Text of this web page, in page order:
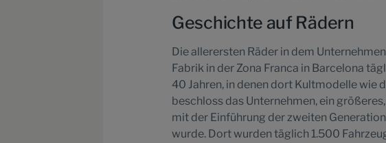
Geschichte auf Rädern
Die allerersten Räder in dem
Fabrik in der Zona Franca in Barcelona
40 Jahren, in denen dort Kultmodelle wie
beschloss das Unternehmen, ein
mit der Einführung der zweiten
wurde. Dort wurden täglich 1.500